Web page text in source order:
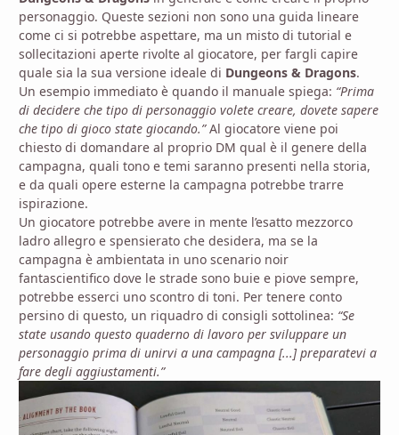
personaggio. Queste sezioni non sono una guida lineare
come ci si potrebbe aspettare, ma un misto di tutorial e
sollecitazioni aperte rivolte al giocatore, per fargli capire
quale sia la sua versione ideale di Dungeons & Dragons.
Un esempio immediato è quando il manuale spiega: “Prima
di decidere che tipo di personaggio volete creare, dovete sapere
che tipo di gioco state giocando.”Al giocatore viene poi
chiesto di domandare al proprio DM qual è il genere della
campagna, quali tono e temi saranno presenti nella storia,
e da quali opere esterne la campagna potrebbe trarre
ispirazione.
Un giocatore potrebbe avere in mente l’esatto mezzorco
ladro allegro e spensierato che desidera, ma se la
campagna è ambientata in uno scenario noir
fantascientifico dove le strade sono buie e piove sempre,
potrebbe esserci uno scontro di toni. Per tenere conto
persino di questo, un riquadro di consigli sottolinea: “Se
state usando questo quaderno di lavoro per sviluppare un
personaggio prima di unirvi a una campagna [...] preparatevi a
fare degli aggiustamenti.”